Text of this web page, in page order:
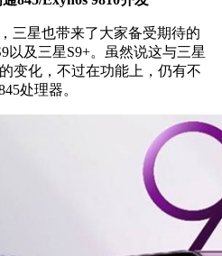
星也带来了大家备受期待的
以及三星S9+。虽然说这与三星
变化，不过在功能上，仍有不
处理器。